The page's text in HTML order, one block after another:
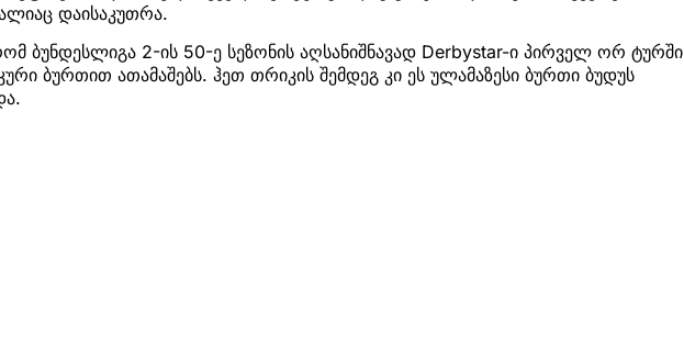
დაისაკუთრა.
ბუნდესლიგა 2-ის 50-ე სეზონის აღსანიშნავად Derbystar-ი პირველ ორ ტურში
ბურთით ათამაშებს. ჰეთ თრიკის შემდეგ კი ეს ულამაზესი ბურთი ბუდუს